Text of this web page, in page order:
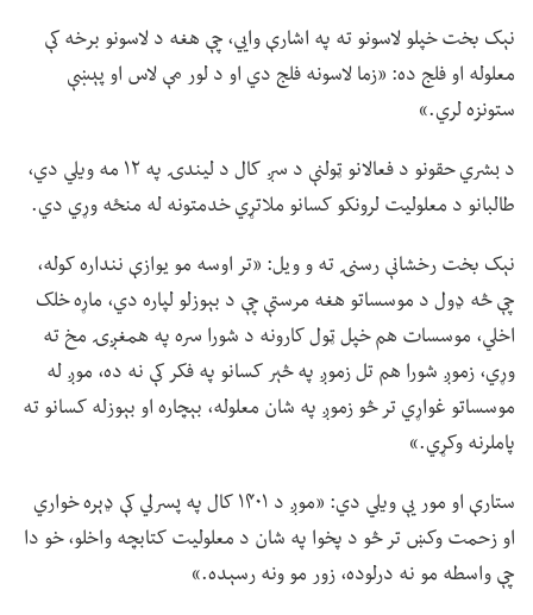
نېک بخت خپلو لاسونو ته په اشارې وايي، چې هغه د لاسونو برخه کې
معلوله او فلج ده: «زما لاسونه فلج دي او د لور مې لاس او پېښې
ستونزه لري.»
د بشري حقونو د فعالانو ټولنې د سږ کال د لیندۍ په ۱۲ مه ویلي دي،
طالبانو د معلولیت لرونکو کسانو ملاتړي خدمتونه له منځه وړي دي.
نېک بخت رخشانې رسنۍ ته و ویل: «تر اوسه مو یوازې ننداره کوله،
چې څه ډول د موسساتو هغه مرستې چې د بېوزلو لپاره دي، ماړه خلک
اخلي، موسسات هم خپل ټول کارونه د شورا سره په همغږۍ مخ ته
وړي، زموږ شورا هم تل زموږ په څېر کسانو په فکر کې نه ده، موږ له
موسساتو غواړي تر څو زموږ په شان معلوله، بېچاره او بېوزله کسانو ته
پاملرنه وکړي.»
ستارې او مور یې ویلي دي: «موږ د ۱۴۰۱ کال په پسرلي کې ډېره خواري
او زحمت وکښ تر څو د پخوا په شان د معلولیت کتابچه واخلو، خو دا
چې واسطه مو نه درلوده، زور مو ونه رسېده.»